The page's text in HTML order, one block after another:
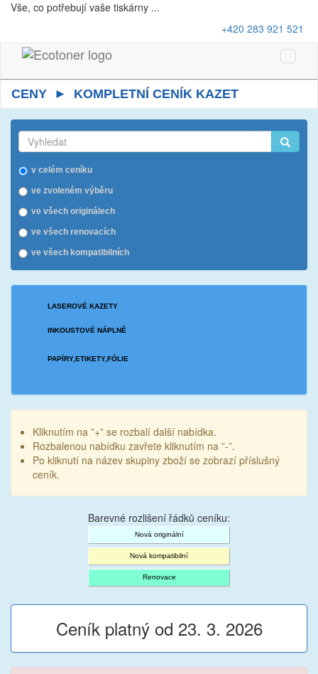
Vše, co potřebují vaše tiskárny ...
+420 283 921 521
Toggle
CENY ► KOMPLETNÍ CENÍK KAZET
v celém ceníku
ve zvoleném výběru
ve všech originálech
ve všech renovacích
ve všech kompatibilních
LASEROVÉ KAZETY
INKOUSTOVÉ NÁPLNĚ
PAPÍRY,ETIKETY,FÓLIE
Kliknutím na ”+” se rozbalí další nabídka.
Rozbalenou nabídku zavřete kliknutím na ”-”.
Po kliknutí na název skupiny zboží se zobrazí příslušný
ceník.
Barevné rozlišení řádků ceníku:
Nová originální
Nová kompatibilní
Renovace
Ceník platný od 23. 3. 2026